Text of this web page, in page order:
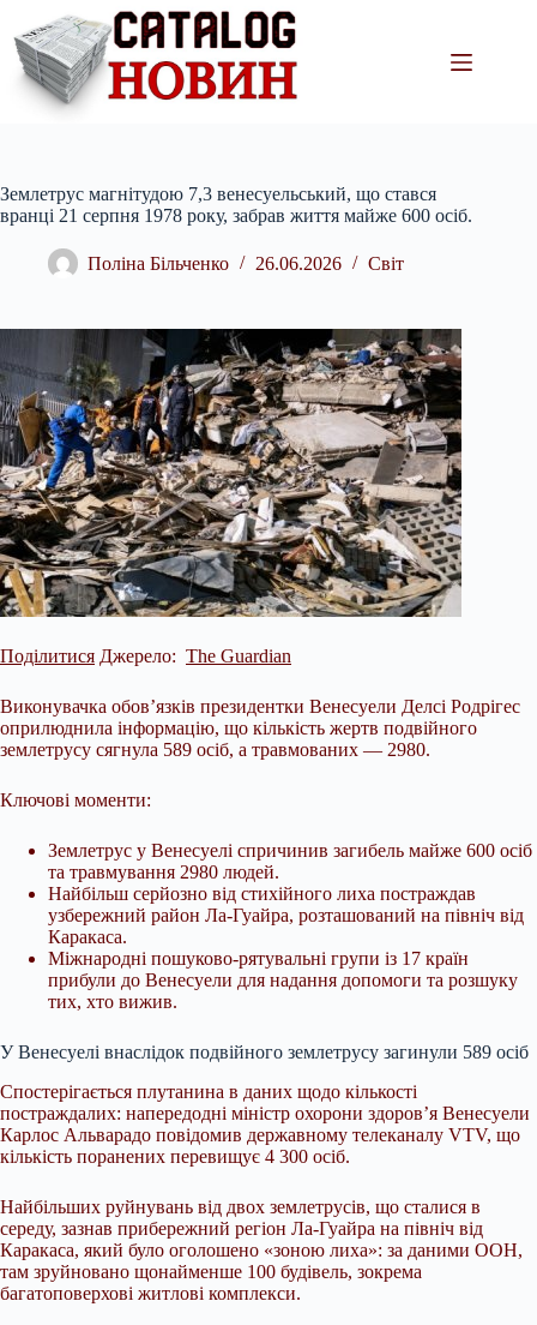
вмісту
Землетрус магнітудою 7,3 венесуельський, що стався
вранці 21 серпня 1978 року, забрав життя майже 600 осіб.
Поліна Більченко 26.06.2026 Світ
Поділитися Джерело: The Guardian
Виконувачка обов’язків президентки Венесуели Делсі Родрігес
оприлюднила інформацію, що кількість жертв подвійного
землетрусу сягнула 589 осіб, а травмованих — 2980.
Ключові моменти:
Землетрус у Венесуелі спричинив загибель майже 600 осіб
та травмування 2980 людей.
Найбільш серйозно від стихійного лиха постраждав
узбережний район Ла-Гуайра, розташований на північ від
Каракаса.
Міжнародні пошуково-рятувальні групи із 17 країн
прибули до Венесуели для надання допомоги та розшуку
тих, хто вижив.
У Венесуелі внаслідок подвійного землетрусу загинули 589 осіб
Спостерігається плутанина в даних щодо кількості
постраждалих: напередодні міністр охорони здоров’я Венесуели
Карлос Альварадо повідомив державному телеканалу VTV, що
кількість поранених перевищує 4 300 осіб.
Найбільших руйнувань від двох землетрусів, що сталися в
середу, зазнав прибережний регіон Ла-Гуайра на північ від
Каракаса, який було оголошено «зоною лиха»: за даними ООН,
там зруйновано щонайменше 100 будівель, зокрема
багатоповерхові житлові комплекси.